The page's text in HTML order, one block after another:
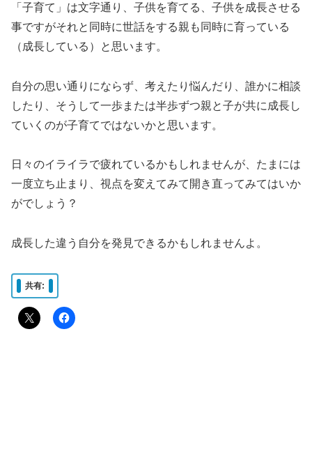
「子育て」は文字通り、子供を育てる、子供を成長させる
事ですがそれと同時に世話をする親も同時に育っている
（成長している）と思います。
自分の思い通りにならず、考えたり悩んだり、誰かに相談
したり、そうして一歩または半歩ずつ親と子が共に成長し
ていくのが子育てではないかと思います。
日々のイライラで疲れているかもしれませんが、たまには
一度立ち止まり、視点を変えてみて開き直ってみてはいか
がでしょう？
成長した違う自分を発見できるかもしれませんよ。
共有: